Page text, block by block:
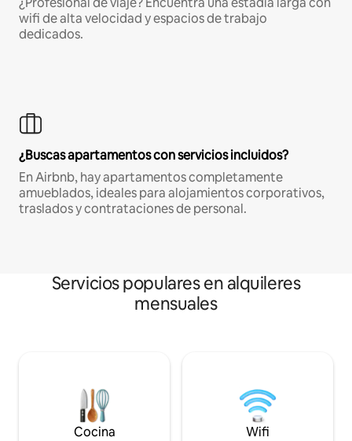
wifi de alta velocidad y espacios de trabajo
dedicados.
¿Buscas apartamentos con servicios incluidos?
En Airbnb, hay apartamentos completamente
amueblados, ideales para alojamientos corporativos,
traslados y contrataciones de personal.
Servicios populares en alquileres
mensuales
Cocina Wifi